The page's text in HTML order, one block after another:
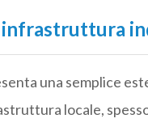
infrastruttura
una semplice
locale,